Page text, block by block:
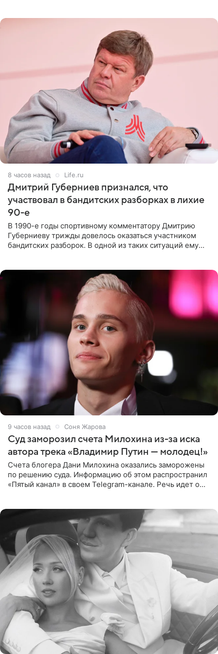
8 часов назад Life.ru
Дмитрий Губерниев признался, что
участвовал в бандитских разборках в лихие
90-е
В 1990-е годы спортивному комментатору Дмитрию
Губерниеву трижды довелось оказаться участником
бандитских разборок. В одной из таких ситуаций ему
9 часов назад Соня Жарова
Суд заморозил счета Милохина из-за иска
автора трека «Владимир Путин — молодец!»
Счета блогера Дани Милохина оказались заморожены
по решению суда. Информацию об этом распространил
«Пятый канал» в своем Telegram-канале. Речь идет о